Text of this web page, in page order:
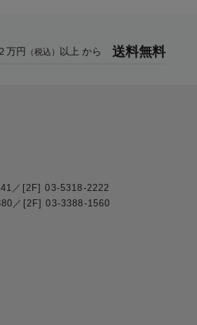
万円 （税込） 以上 から 送料無料
／[2F] 03-5318-2222
／[2F] 03-3388-1560